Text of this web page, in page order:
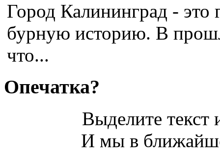
Город Калининград -
бурную историю. В
что...
Опечатка?
Выделите
И мы в